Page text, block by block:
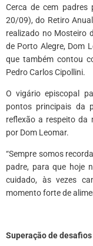
Cerca de cem padres
20/09), do Retiro
realizado no Mosteiro
de Porto Alegre, Dom
que também contou
Pedro Carlos Cipollini.
O vigário episcopal
pontos principais da
reflexão a respeito da
por Dom Leomar.
“Sempre somos
padre, para que hoje
cuidado, às vezes
momento forte de
Superação de desafios